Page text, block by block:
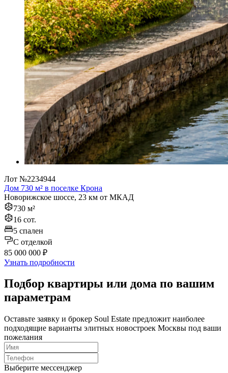
Лот №2234944
Дом 730 м² в поселке Крона
Новорижское шоссе, 23 км от МКАД
730 м²
16 сот.
5 спален
C отделкой
85 000 000 ₽
Узнать подробности
Подбор квартиры или дома по вашим
параметрам
Оставьте заявку и брокер Soul Estate предложит наиболее
подходящие варианты элитных новостроек Москвы под ваши
пожелания
Выберите мессенджер